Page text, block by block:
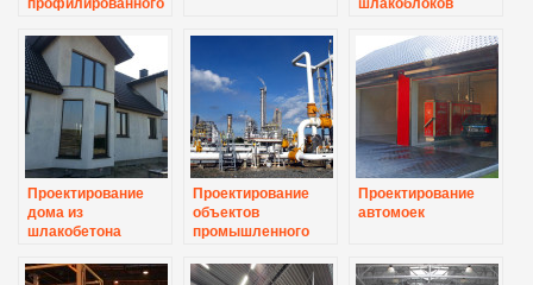
профилированного
шлакоблоков
Проектирование
дома из
шлакобетона
Проектирование
объектов
промышленного
Проектирование
автомоек